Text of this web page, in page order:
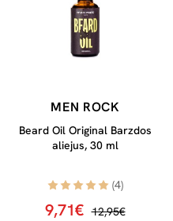
MEN ROCK
Beard Oil Original Barzdos
aliejus, 30 ml
(4)
9,71€ 12,95€